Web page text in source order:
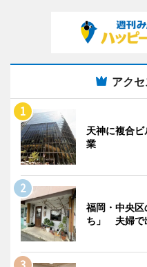
アク
天神に複合
業
福岡・中央
ち」 夫婦で